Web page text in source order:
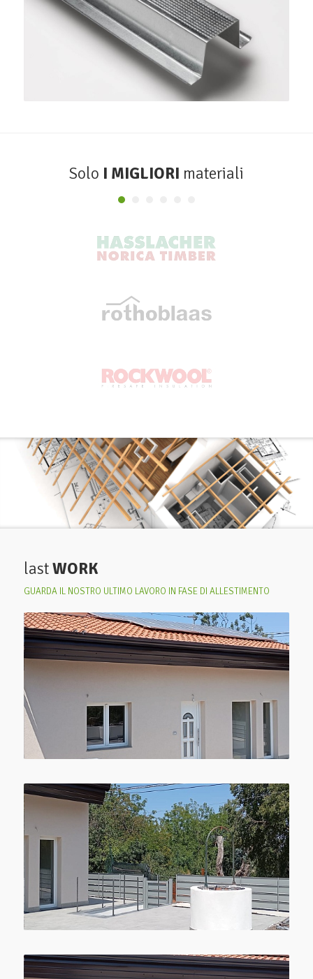
SINIAT
Solo I MIGLIORI materiali
lastWORK
GUARDA IL NOSTRO ULTIMO LAVORO IN FASE DI ALLESTIMENTO